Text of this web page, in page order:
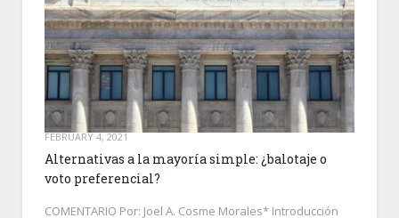
FEBRUARY 4, 2021
Alternativas a la mayoría simple: ¿balotaje o
voto preferencial?
COMENTARIO Por: Joel A. Cosme Morales* Introducción